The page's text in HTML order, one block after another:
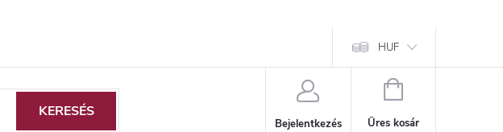
HUF
KERESÉS
Bejelentkezés
KOSÁR
Üres kosár